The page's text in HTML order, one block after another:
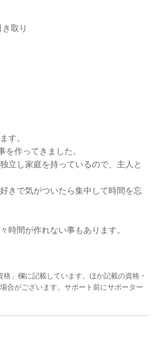
取り
す。
作ってきました。
立し家庭を持っているので、主人と
きで気がついたら集中して時間を忘
時間が作れない事もあります。
」欄に記載しています。ほか記載の資格・
合がございます。サポート前にサポーター